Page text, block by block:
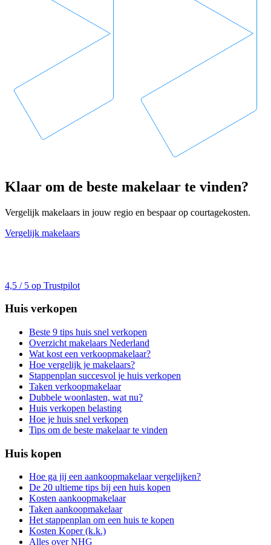
Klaar om de beste makelaar te vinden?
Vergelijk makelaars in jouw regio en bespaar op courtagekosten.
Vergelijk makelaars
4,5 / 5 op Trustpilot
Huis verkopen
Beste 9 tips huis snel verkopen
Overzicht makelaars Nederland
Wat kost een verkoopmakelaar?
Hoe vergelijk je makelaars?
Stappenplan succesvol je huis verkopen
Taken verkoopmakelaar
Dubbele woonlasten, wat nu?
Huis verkopen belasting
Hoe je huis snel verkopen
Tips om de beste makelaar te vinden
Huis kopen
Hoe ga jij een aankoopmakelaar vergelijken?
De 20 ultieme tips bij een huis kopen
Kosten aankoopmakelaar
Taken aankoopmakelaar
Het stappenplan om een huis te kopen
Kosten Koper (k.k.)
Alles over NHG